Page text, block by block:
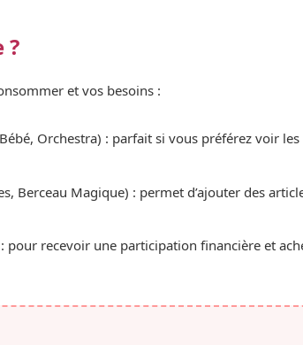
?
et vos besoins :
Orchestra) : parfait si vous préférez voir
Berceau Magique) : permet d’ajouter des
pour recevoir une participation financière et